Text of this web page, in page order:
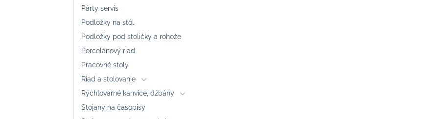
Párty servis
Podložky na stôl
Podložky pod stoličky a rohože
Porcelánový riad
Pracovné stoly
Riad a stolovanie
Rýchlovarné kanvice, džbány
Stojany na časopisy